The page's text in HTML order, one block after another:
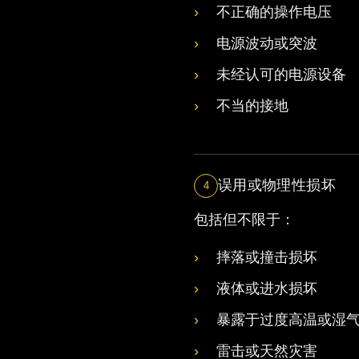
不正确的操作电压
电源波动或突波
未经认可的电源设备
不当的接地
4 误用或物理性损坏
包括但不限于：
摔落或撞击损坏
液体或进水损坏
暴露于过度高温或湿
雷击或天然灾害